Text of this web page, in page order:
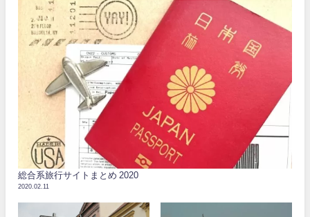
総合系旅行サイトまとめ 2020
2020.02.11